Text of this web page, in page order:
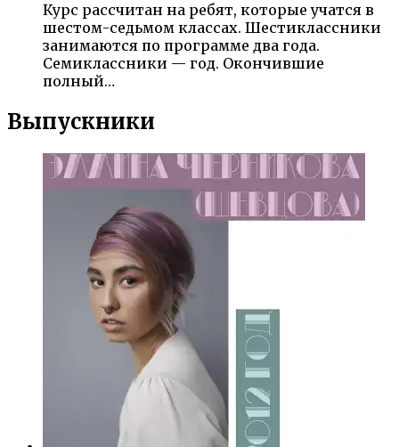
Курс рассчитан на ребят, которые учатся в
шестом-седьмом классах. Шестиклассники
занимаются по программе два года.
Семиклассники — год. Окончившие
полный…
Выпускники